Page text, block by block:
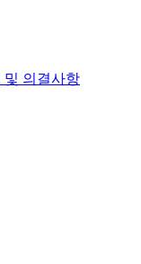
및 의결사항